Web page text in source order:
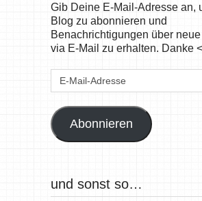
Gib Deine E-Mail-Adresse an,
Blog zu abonnieren und
Benachrichtigungen über
via E-Mail zu erhalten. Danke
E-
Abonnieren
und sonst so…